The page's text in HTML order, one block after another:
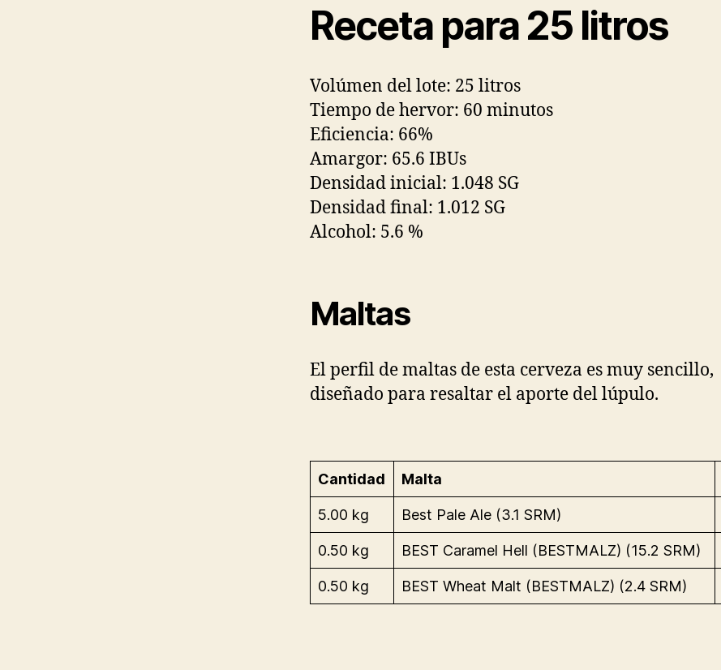
Receta para 25 litros
Volúmen del lote: 25 litros
Tiempo de hervor: 60 minutos
Eficiencia: 66%
Amargor: 65.6 IBUs
Densidad inicial: 1.048 SG
Densidad final: 1.012 SG
Alcohol: 5.6 %
Maltas
El perfil de maltas de esta cerveza es muy sencillo,
diseñado para resaltar el aporte del lúpulo.
Cantidad Malta
5.00 kg Best Pale Ale (3.1 SRM)
0.50 kg BEST Caramel Hell (BESTMALZ) (15.2 SRM)
0.50 kg BEST Wheat Malt (BESTMALZ) (2.4 SRM)